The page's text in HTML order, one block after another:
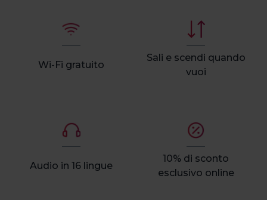
Wi-Fi gratuito
Sali e scendi quando
vuoi
Audio in 16 lingue
10% di sconto
esclusivo online